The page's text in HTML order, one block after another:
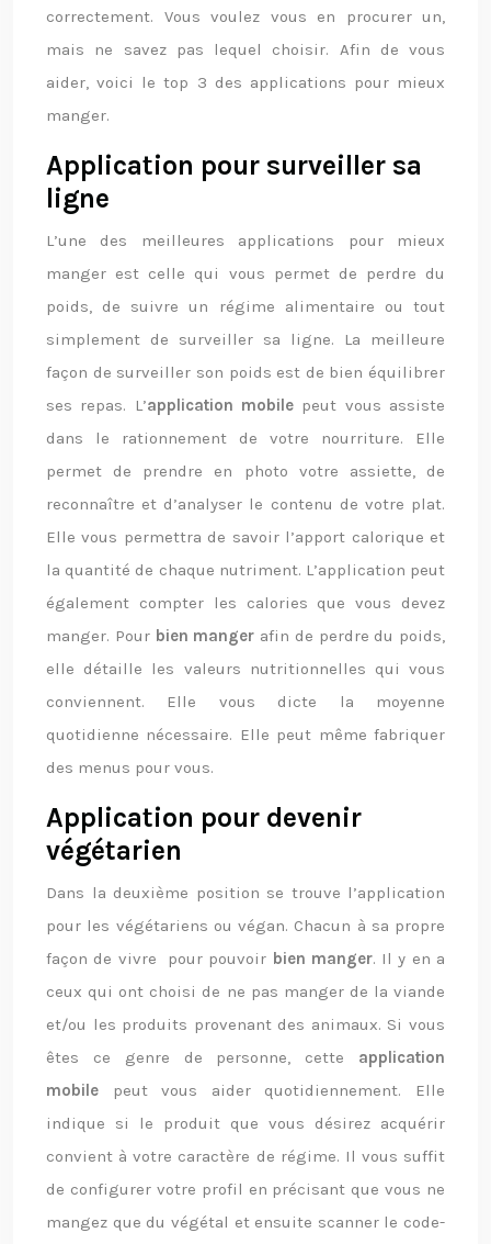
correctement. Vous voulez vous en procurer un,
mais ne savez pas lequel choisir. Afin de vous
aider, voici le top 3 des applications pour mieux
manger.
Application pour surveiller sa
ligne
L’une des meilleures applications pour mieux
manger est celle qui vous permet de perdre du
poids, de suivre un régime alimentaire ou tout
simplement de surveiller sa ligne. La meilleure
façon de surveiller son poids est de bien équilibrer
ses repas. L’application mobile peut vous assiste
dans le rationnement de votre nourriture. Elle
permet de prendre en photo votre assiette, de
reconnaître et d’analyser le contenu de votre plat.
Elle vous permettra de savoir l’apport calorique et
la quantité de chaque nutriment. L’application peut
également compter les calories que vous devez
manger. Pour bien manger afin de perdre du poids,
elle détaille les valeurs nutritionnelles qui vous
conviennent. Elle vous dicte la moyenne
quotidienne nécessaire. Elle peut même fabriquer
des menus pour vous.
Application pour devenir
végétarien
Dans la deuxième position se trouve l’application
pour les végétariens ou végan. Chacun à sa propre
façon de vivre pour pouvoir bien manger. Il y en a
ceux qui ont choisi de ne pas manger de la viande
et/ou les produits provenant des animaux. Si vous
êtes ce genre de personne, cette application
mobile peut vous aider quotidiennement. Elle
indique si le produit que vous désirez acquérir
convient à votre caractère de régime. Il vous suffit
de configurer votre profil en précisant que vous ne
mangez que du végétal et ensuite scanner le code-